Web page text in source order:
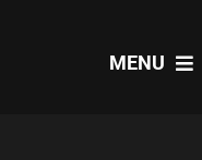
MENU